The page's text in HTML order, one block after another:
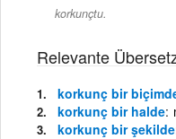
korkunçtu.
Relevante
korkunç bir
korkunç bir halde
korkunç bir şekilde